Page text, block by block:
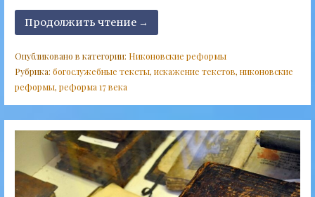
Продолжить чтение →
Опубликовано в категории: Никоновские реформы
Рубрика: богослужебные тексты, искажение текстов, никоновские
реформы, реформа 17 века